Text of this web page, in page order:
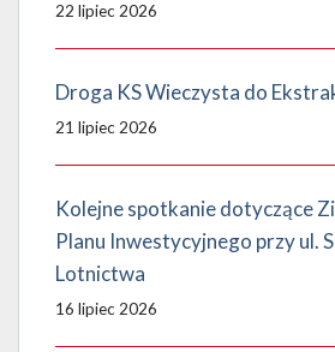
22 lipiec 2026
Droga KS Wieczysta do
21 lipiec 2026
Kolejne spotkanie dotyczące
Planu Inwestycyjnego przy ul.
Lotnictwa
16 lipiec 2026